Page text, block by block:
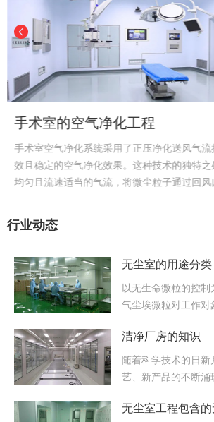
手术室的空气净化工程
手术室空气净化系统采用了正压净化送风气
效且稳定的空气净化效果。这种技术的独特
均匀且流速适当的气流，将微尘粒子通过回
行业动态
无尘室的用途分类
以无生命微粒的控
气尘埃微粒对工作对
菌）与无生命微粒（
污染……
洁净厂房的知识
随着科学技术的日
艺、新产品的不断涌
技术已广泛应用于
无尘室工程包含